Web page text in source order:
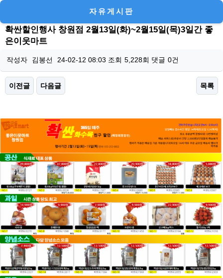
자유게시판
확싼할인행사 창원점 2월13일(화)~2월15일(목)3일간 좋
은이웃마트
작성자 김봉선 24-02-12 08:03 조회 5,228회 댓글 0건
이전글 다음글 목록
본문